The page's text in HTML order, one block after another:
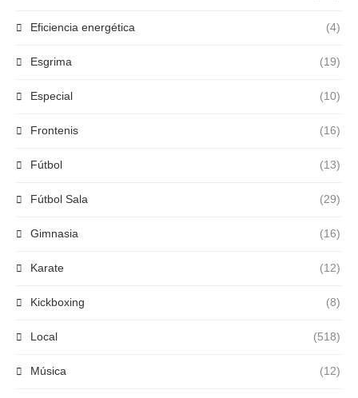
Eficiencia energética (4)
Esgrima (19)
Especial (10)
Frontenis (16)
Fútbol (13)
Fútbol Sala (29)
Gimnasia (16)
Karate (12)
Kickboxing (8)
Local (518)
Música (12)